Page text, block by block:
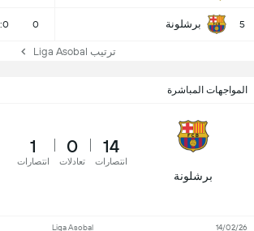
5 برشلونة 0
ترتيب Liga Asobal
المواجهات المباشرة
برشلونة
14
انتصارات
0
تعادلات
1
انتصارات
Liga Asobal 14/02/26